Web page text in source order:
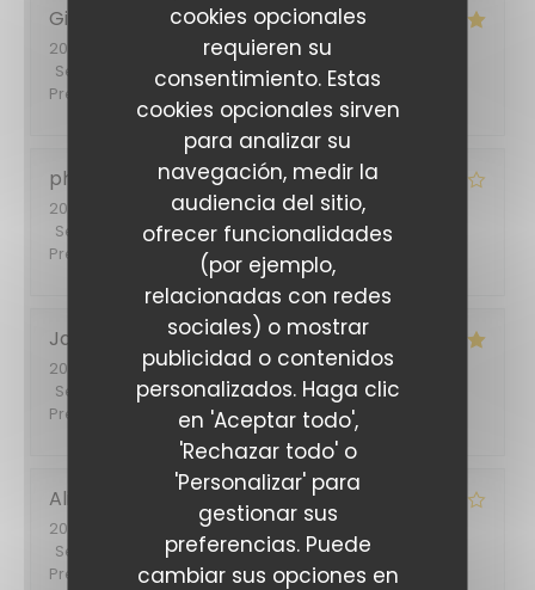
cookies opcionales
requieren su
consentimiento. Estas
cookies opcionales sirven
para analizar su
navegación, medir la
audiencia del sitio,
ofrecer funcionalidades
(por ejemplo,
relacionadas con redes
sociales) o mostrar
publicidad o contenidos
personalizados. Haga clic
en 'Aceptar todo',
'Rechazar todo' o
'Personalizar' para
gestionar sus
preferencias. Puede
cambiar sus opciones en
Gilette
2026-07-16
- 12:30 - Invitados 2
Servicio
/5 Ambiente:4/5 Menú :4/5 Calidad /
Precio
philippe
2026-07-03
- 12:45 - Invitados 2
Servicio
/5 Ambiente : 4/5 Menú:4/5 Calidad /
Precio
Jacqueline
2026-06-30 - 19:30 - Invitados 5
Servicio
5/5 Ambiente:5/5 Menú:4/5 Calidad /
Precio
Alina
2026-06-26
- 20:45 - Invitados 2
Servicio
Ambiente: 5/5 Menú:4/5
Precio
/5